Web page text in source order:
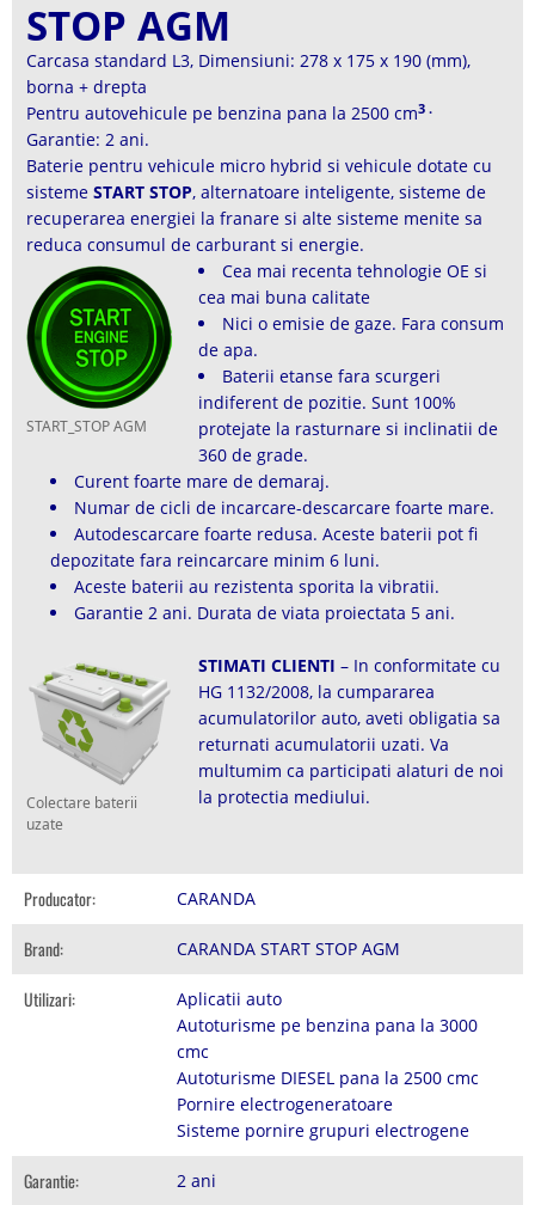
STOP AGM
Carcasa standard L3, Dimensiuni: 278 x 175 x 190 (mm),
borna + drepta
Pentru autovehicule pe benzina pana la 2500 cm3 .
Garantie: 2 ani.
Baterie pentru vehicule micro hybrid si vehicule dotate cu
sisteme START STOP, alternatoare inteligente, sisteme de
recuperarea energiei la franare si alte sisteme menite sa
reduca consumul de carburant si energie.
START_STOP AGM
Cea mai recenta tehnologie OE si
cea mai buna calitate
Nici o emisie de gaze. Fara consum
de apa.
Baterii etanse fara scurgeri
indiferent de pozitie. Sunt 100%
protejate la rasturnare si inclinatii de
360 de grade.
Curent foarte mare de demaraj.
Numar de cicli de incarcare-descarcare foarte mare.
Autodescarcare foarte redusa. Aceste baterii pot fi
depozitate fara reincarcare minim 6 luni.
Aceste baterii au rezistenta sporita la vibratii.
Garantie 2 ani. Durata de viata proiectata 5 ani.
Colectare baterii
uzate
STIMATI CLIENTI – In conformitate cu
HG 1132/2008, la cumpararea
acumulatorilor auto, aveti obligatia sa
returnati acumulatorii uzati. Va
multumim ca participati alaturi de noi
la protectia mediului.
Producator: CARANDA
Brand: CARANDA START STOP AGM
Utilizari:
Aplicatii auto
Autoturisme pe benzina pana la 3000
cmc
Autoturisme DIESEL pana la 2500 cmc
Pornire electrogeneratoare
Sisteme pornire grupuri electrogene
Garantie: 2 ani